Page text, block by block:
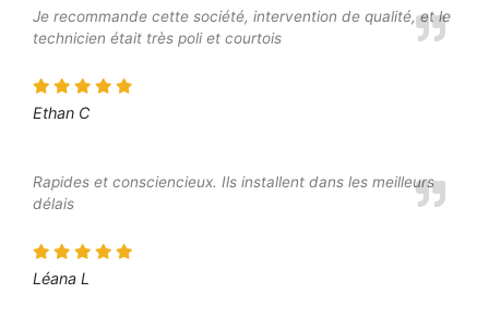
Je recommande cette société, intervention de qualité, et le
technicien était très poli et courtois
Ethan C
Rapides et consciencieux. Ils installent dans les meilleurs
délais
Léana L